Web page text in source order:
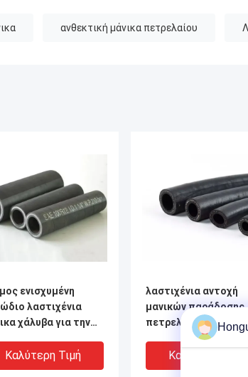
ανθεκτική μάνικα πετρελαίου
ενισχυμένη
λαστιχένια
χάλυβα για την
Καλύτερη Τιμή
λαστιχένια αντοχή
μανικών παράδοσης
πετρελαίου νερού
Καλύτερη Τιμή